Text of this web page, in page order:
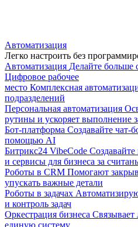
Автоматизация
Легко настроить без
Автоматизация Делайте
Цифровое рабочее
место Комплексная
подразделений
Персональная автоматизация
рутины и ускоряет выполнение
Бот-платформа Создавайте чат-
помощью AI
Битрикс24 VibeCode
и сервисы для бизнеса за
Роботы в CRM Помогают
упускать важные детали
Роботы в задачах
и контроль задач
Оркестрация бизнеса
единую систему